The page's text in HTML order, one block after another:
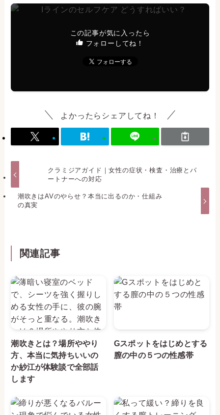
この記事が気に入ったら
フォローしてね！
よかったらシェアしてね！
クラミジアガイド｜女性の症状・検査・治療とパ
ートナーへの対応
潮吹きはAVのやらせ？本当に出るのか・仕組み
の真実
関連記事
潮吹きとは？場所ややり
方、本当に気持ちいいの
か紗江が体験談で全部話
します
Gスポットをはじめとする
膣の中の５つの性感帯